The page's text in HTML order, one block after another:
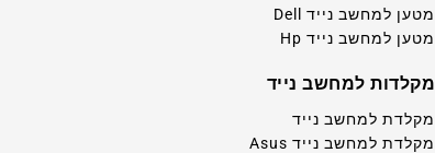
מטען למחשב נייד Dell
מטען למחשב נייד Hp
מקלדות למחשב נייד
מקלדת למחשב נייד
מקלדת למחשב נייד Asus